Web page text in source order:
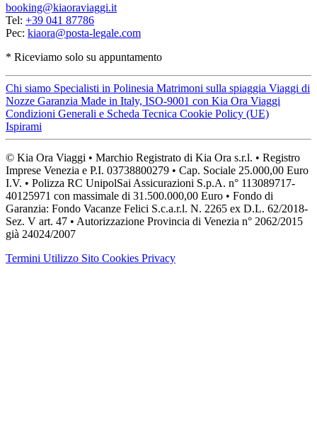
booking@kiaoraviaggi.it
Tel: +39 041 87786
Pec: kiaora@posta-legale.com
* Riceviamo solo su appuntamento
Chi siamo Specialisti in Polinesia Matrimoni sulla spiaggia Viaggi di
Nozze Garanzia Made in Italy, ISO-9001 con Kia Ora Viaggi
Condizioni Generali e Scheda Tecnica Cookie Policy (UE)
Ispirami
© Kia Ora Viaggi • Marchio Registrato di Kia Ora s.r.l. • Registro
Imprese Venezia e P.I. 03738800279 • Cap. Sociale 25.000,00 Euro
I.V. • Polizza RC UnipolSai Assicurazioni S.p.A. n° 113089717-
40125971 con massimale di 31.500.000,00 Euro • Fondo di
Garanzia: Fondo Vacanze Felici S.c.a.r.l. N. 2265 ex D.L. 62/2018-
Sez. V art. 47 • Autorizzazione Provincia di Venezia n° 2062/2015
già 24024/2007
Termini Utilizzo Sito Cookies Privacy